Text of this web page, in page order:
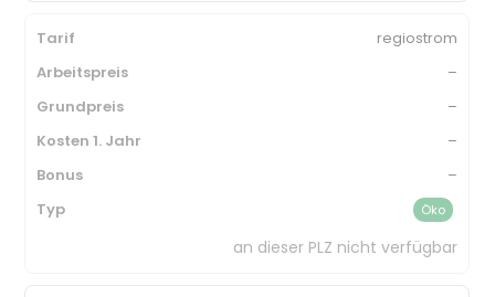
regiostrom
–
–
–
–
Öko
an dieser PLZ nicht verfügbar